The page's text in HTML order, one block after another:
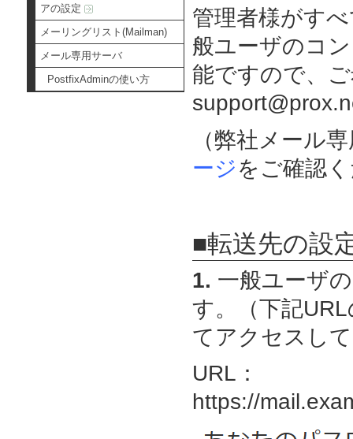
アの設定
メーリングリスト(Mailman)
メール専用サーバ
PostfixAdminの使い方
管理者様がす
般ユーザのコ
能ですので、
（弊社メール
ージをご確認
■転送先の設
1. 一般ユーザ
す。（下記
てアクセスし
URL：
https://